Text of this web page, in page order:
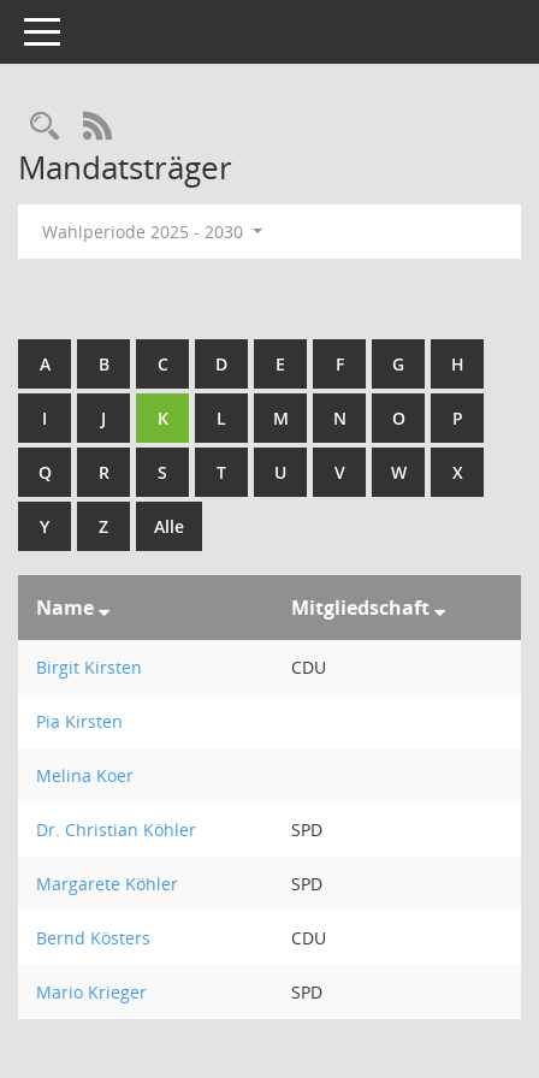
Toggle navigation
Rechercheauswahl
RSS-Feed
Mandatsträger
Wahlperiode 2025 - 2030
A B C D E F G H
I J K L M N O P
Q R S T U V W X
Y Z Alle
Name Mitgliedschaft
Birgit Kirsten CDU
Pia Kirsten
Melina Koer
Dr. Christian Köhler SPD
Margarete Köhler SPD
Bernd Kösters CDU
Mario Krieger SPD